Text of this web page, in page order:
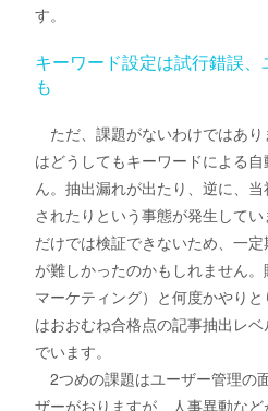
す。
キーワード設定は試行錯誤
も
ただ、課題がないわけではあ
はどうしてもキーワードによる
ん。抽出漏れが出たり、逆に、
されたりという事態が発生して
だけでは検証できないため、一
が難しかったのかもしれません
マーケティング）と何度かやり
はおおむね合格点の記事抽出レ
でいます。
2つめの課題はユーザー管理の
ザーがおりますが、人事異動な